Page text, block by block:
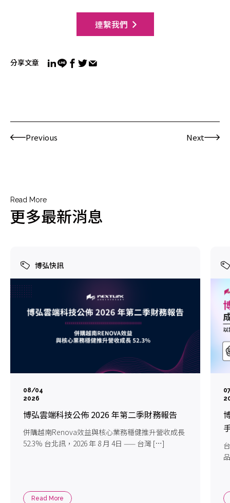
連繫我們
分享文章
Previous Next
Read More
更多最新消息
博弘快訊
08/04
2026
博弘雲端科技公佈 2026 年第二季財務報告
併購越南Renova效益與核心業務穩健推升營收成長
52.3% 台北訊，2026 年 8 月 4日 —— 台灣 […]
Read More